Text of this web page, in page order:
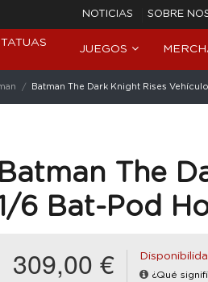
NOTICIAS SOBRE
JUEGOS
Batman The Dark Knight Rises
Batman The
6 Bat-Pod
309,00 € ¿Qué